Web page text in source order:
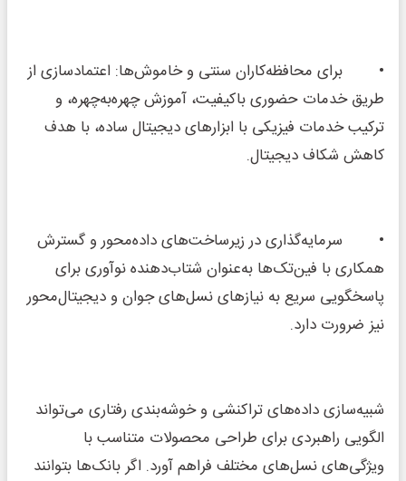
• برای محافظه‌کاران سنتی و خاموش‌ها: اعتمادسازی از
طریق خدمات حضوری باکیفیت، آموزش چهره‌به‌چهره، و
ترکیب خدمات فیزیکی با ابزارهای دیجیتال ساده، با هدف
کاهش شکاف دیجیتال.
• سرمایه‌گذاری در زیرساخت‌های داده‌محور و گسترش
همکاری با فین‌تک‌ها به‌عنوان شتاب‌دهنده نوآوری برای
پاسخگویی سریع به نیازهای نسل‌های جوان و دیجیتال‌محور
نیز ضرورت دارد.
شبیه‌سازی داده‌های تراکنشی و خوشه‌بندی رفتاری می‌تواند
الگویی راهبردی برای طراحی محصولات متناسب با
ویژگی‌های نسل‌های مختلف فراهم آورد. اگر بانک‌ها بتوانند